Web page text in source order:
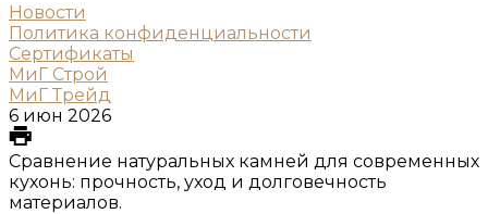
Новости
Политика конфиденциальности
Сертификаты
МиГ Строй
МиГ Трейд
6 июн 2026
Сравнение натуральных камней для современных
кухонь: прочность, уход и долговечность
материалов.